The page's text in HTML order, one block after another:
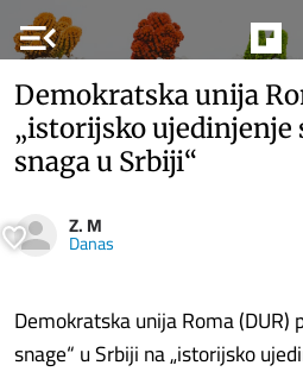
menu_open
Demokratska unija
„istorijsko
snaga u Srbiji“
Z. M
Danas
Demokratska unija Roma (DUR)
snage“ u Srbiji na „istorijsko